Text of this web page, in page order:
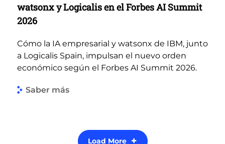
watsonx y Logicalis en el Forbes AI Summit
2026
Cómo la IA empresarial y watsonx de IBM, junto
a Logicalis Spain, impulsan el nuevo orden
económico según el Forbes AI Summit 2026.
Saber más
Load More